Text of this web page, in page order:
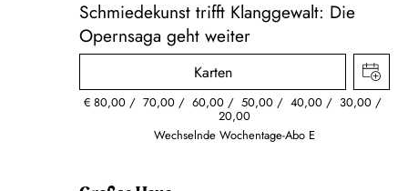
Schmiedekunst trifft Klanggewalt: Die
Opernsaga geht weiter
Karten
€ 80,00 70,00 60,00 50,00 40,00 30,00
20,00
Wechselnde Wochentage-Abo E